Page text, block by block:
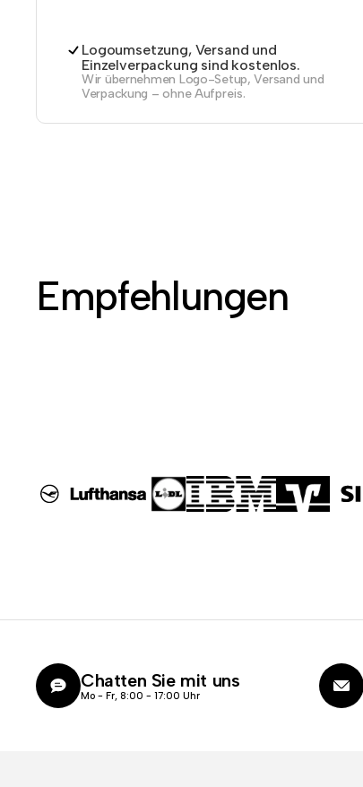
Logoumsetzung, Versand und
Einzelverpackung sind kostenlos.
Wir übernehmen Logo-Setup, Versand und
Verpackung – ohne Aufpreis.
Empfehlungen
Chatten Sie mit uns
Mo - Fr, 8:00 - 17:00 Uhr